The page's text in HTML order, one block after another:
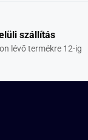
szállítás
lévő termékre 12-ig